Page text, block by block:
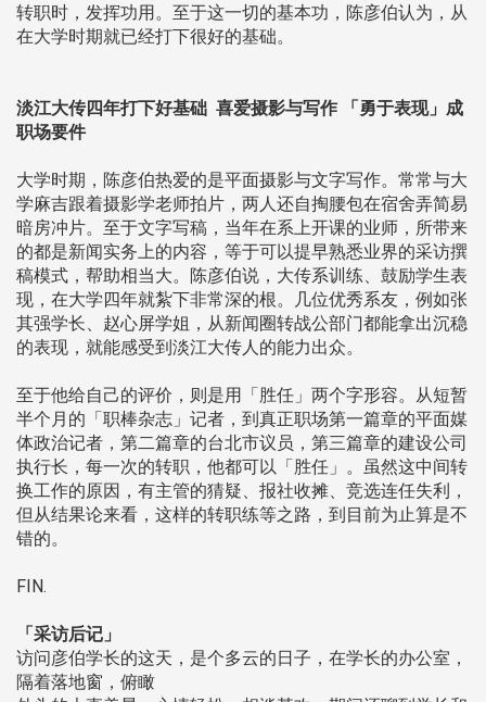
转职时，发挥功用。至于这一切的基本功，陈彦伯认为，从
在大学时期就已经打下很好的基础。
淡江大传四年打下好基础 喜爱摄影与写作 「勇于表现」成
职场要件
大学时期，陈彦伯热爱的是平面摄影与文字写作。常常与大
学麻吉跟着摄影学老师拍片，两人还自掏腰包在宿舍弄简易
暗房冲片。至于文字写稿，当年在系上开课的业师，所带来
的都是新闻实务上的内容，等于可以提早熟悉业界的采访撰
稿模式，帮助相当大。陈彦伯说，大传系训练、鼓励学生表
现，在大学四年就紮下非常深的根。几位优秀系友，例如张
其强学长、赵心屏学姐，从新闻圈转战公部门都能拿出沉稳
的表现，就能感受到淡江大传人的能力出众。
至于他给自己的评价，则是用「胜任」两个字形容。从短暂
半个月的「职棒杂志」记者，到真正职场第一篇章的平面媒
体政治记者，第二篇章的台北市议员，第三篇章的建设公司
执行长，每一次的转职，他都可以「胜任」。虽然这中间转
换工作的原因，有主管的猜疑、报社收摊、竞选连任失利，
但从结果论来看，这样的转职练等之路，到目前为止算是不
错的。
FIN.
「采访后记」
访问彦伯学长的这天，是个多云的日子，在学长的办公室，
隔着落地窗，俯瞰